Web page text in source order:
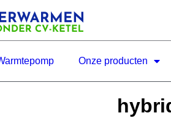
Onze producten